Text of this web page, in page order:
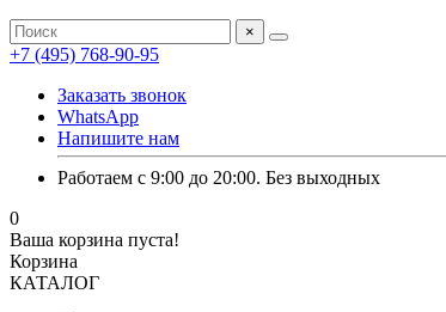
×
+7 (495) 768-90-95
Заказать звонок
WhatsApp
Напишите нам
Работаем с 9:00 до 20:00. Без выходных
0
Ваша корзина пуста!
Корзина
КАТАЛОГ